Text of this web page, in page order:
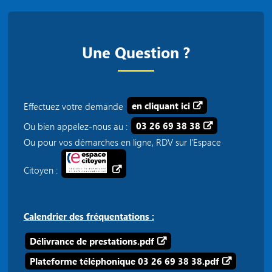
Une Question ?
Effectuez votre demande
en cliquant ici
Ou bien appelez-nous au :
03 26 69 38 38
Ou pour vos démarches en ligne, RDV sur l'Espace
Citoyen :
Calendrier des fréquentations :
Délivrance de prestations.pdf
Plateforme téléphonique 03 26 69 38 38.pdf